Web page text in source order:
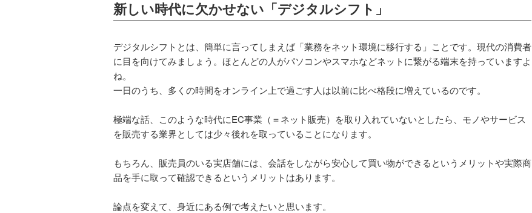
新しい時代に欠かせない「デジタルシフト」
デジタルシフトとは、簡単に言ってしまえば「業務をネット環境に移行する」ことです。現代の消費者
に目を向けてみましょう。ほとんどの人がパソコンやスマホなどネットに繋がる端末を持っていますよ
ね。
一日のうち、多くの時間をオンライン上で過ごす人は以前に比べ格段に増えているのです。
極端な話、このような時代にEC事業（＝ネット販売）を取り入れていないとしたら、モノやサービス
を販売する業界としては少々後れを取っていることになります。
もちろん、販売員のいる実店舗には、会話をしながら安心して買い物ができるというメリットや実際商
品を手に取って確認できるというメリットはあります。
論点を変えて、身近にある例で考えたいと思います。